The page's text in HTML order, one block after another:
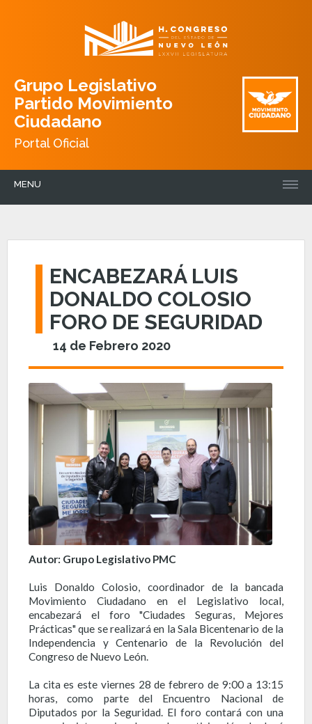
Grupo Legislativo
Partido Movimiento
Ciudadano
Portal Oficial
MENU
ENCABEZARÁ LUIS
DONALDO COLOSIO
FORO DE SEGURIDAD
14 de Febrero 2020
Autor: Grupo Legislativo PMC
Luis Donaldo Colosio, coordinador de la bancada
Movimiento Ciudadano en el Legislativo local,
encabezará el foro "Ciudades Seguras, Mejores
Prácticas" que se realizará en la Sala Bicentenario de la
Independencia y Centenario de la Revolución del
Congreso de Nuevo León.
La cita es este viernes 28 de febrero de 9:00 a 13:15
horas, como parte del Encuentro Nacional de
Diputados por la Seguridad. El foro contará con una